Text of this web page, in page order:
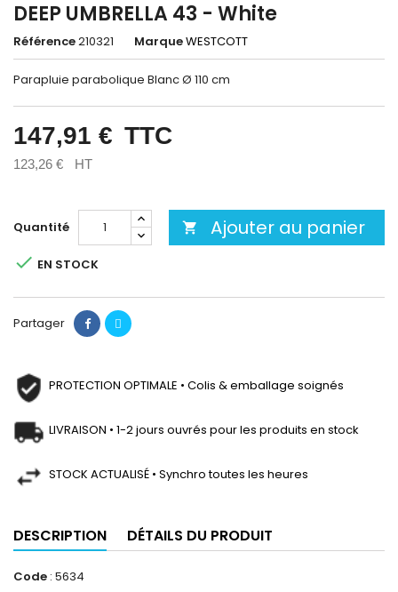
DEEP UMBRELLA 43 - White
Référence210321 MarqueWESTCOTT
Parapluie parabolique Blanc Ø 110 cm
147,91 € TTC
123,26 € HT
Quantité  Ajouter au panier
 EN STOCK
Partager
PROTECTION OPTIMALE • Colis & emballage soignés
LIVRAISON • 1-2 jours ouvrés pour les produits en stock
STOCK ACTUALISÉ • Synchro toutes les heures
DESCRIPTION DÉTAILS DU PRODUIT
Code : 5634